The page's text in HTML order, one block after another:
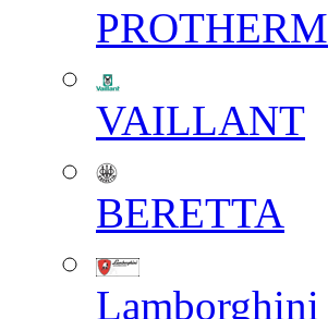
PROTHERM
VAILLANT
BERETTA
Lamborghini